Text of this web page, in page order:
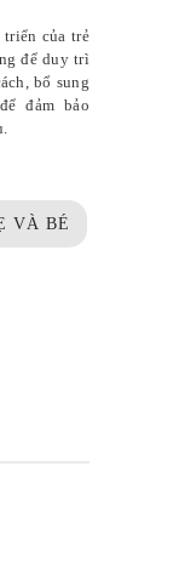
triển của trẻ
để duy trì
bổ sung
đảm bảo
VÀ BÉ